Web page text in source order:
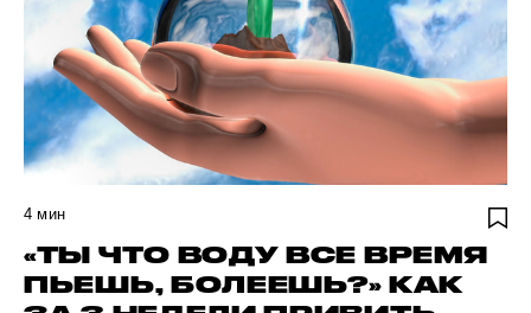
4 мин
«ТЫ ЧТО ВОДУ ВСЕ ВРЕМЯ
ПЬЕШЬ, БОЛЕЕШЬ?» КАК